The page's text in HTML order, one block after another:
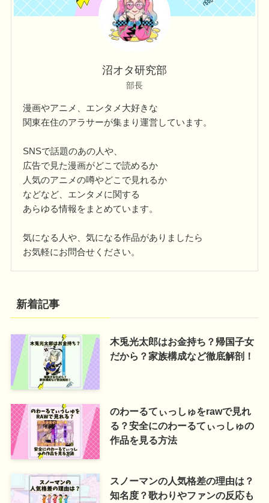
沼オタ研究部
部長
漫画やアニメ、エンタメ大好きな
関東在住のアラサーが集まり運営しています。
SNSで話題のあの人や、
広告で見た漫画がどこで読めるか
人気のアニメの噂やどこで見れるか
などなど、エンタメに関する
あらゆる情報をまとめています。
気になる人や、気になる作品がありましたら
お気軽にお問合せください。
新着記事
木兎光太郎はお金持ち？帰国子女
だから？家族構成など徹底解剖！
のわーるてぃっしゅをrawで見れ
る？安全にのわーるてぃっしゅの
作品を見る方法
スノーマンの人気格差の理由は？
知名度？歌わりやファンの反応も